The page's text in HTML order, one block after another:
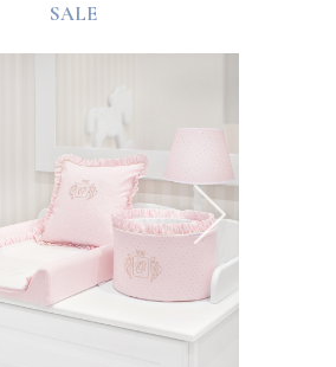
SALE